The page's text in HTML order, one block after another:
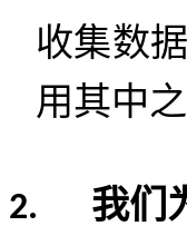
收集数
用其中
2. 我们